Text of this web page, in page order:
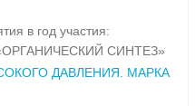
в год участия:
СИНТЕЗ»
ДАВЛЕНИЯ. МАРКА